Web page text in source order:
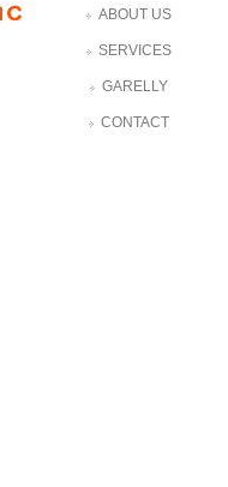
ABOUT US
SERVICES
GARELLY
CONTACT